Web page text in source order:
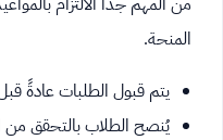
المنحة.
يتم قبول الطلبات عادةً
يُنصح الطلاب بالتحقق